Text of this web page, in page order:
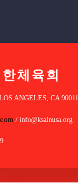
체육회
ANGELES, CA 90011
/ info@ksainusa.org